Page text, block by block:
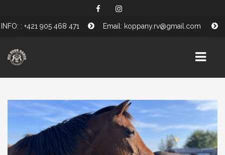
INFO: : +421 905 468 471 Email: koppany.rv@gmail.com
HÍREK
SZOLGÁLTATÁSAINK
LOVAINK